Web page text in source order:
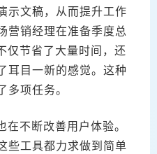
示文稿，从而提升工作
营销经理在准备季度总
仅节省了大量时间，还
耳目一新的感觉。这种
项任务。
不断改善用户体验。
些工具都力求做到简单